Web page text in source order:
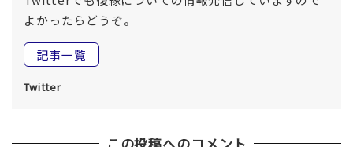
よかったらどうぞ。
記事一覧
Twitter